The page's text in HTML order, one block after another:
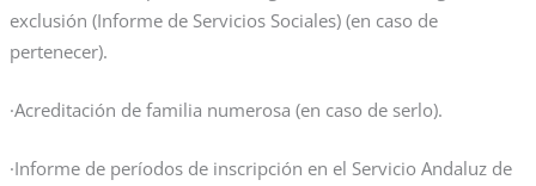
exclusión (Informe de Servicios Sociales) (en caso de
pertenecer).
·Acreditación de familia numerosa (en caso de serlo).
·Informe de períodos de inscripción en el Servicio Andaluz de